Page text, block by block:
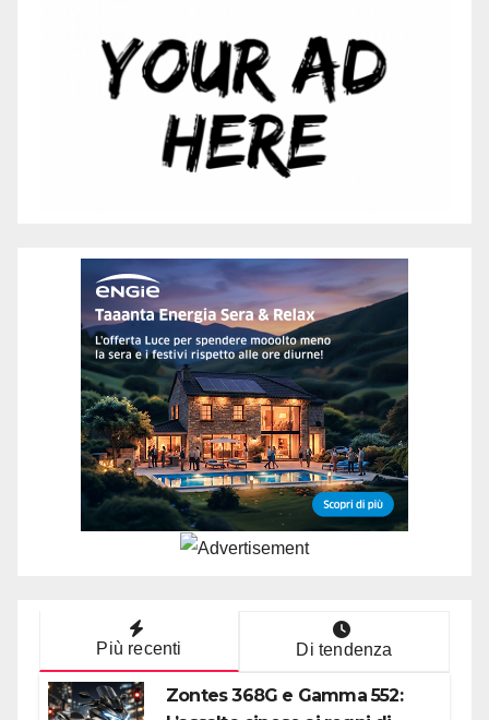
Più recenti Di tendenza
Zontes 368G e Gamma 552: